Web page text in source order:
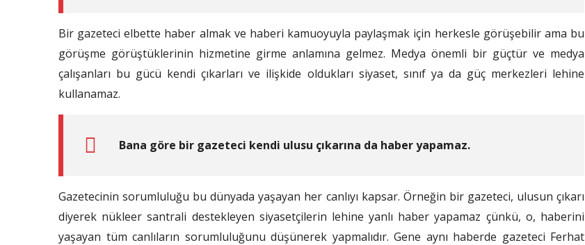
Bir gazeteci elbette haber almak ve haberi kamuoyuyla paylaşmak için herkesle görüşebilir ama bu
görüşme görüştüklerinin hizmetine girme anlamına gelmez. Medya önemli bir güçtür ve medya
çalışanları bu gücü kendi çıkarları ve ilişkide oldukları siyaset, sınıf ya da güç merkezleri lehine
kullanamaz.
Bana göre bir gazeteci kendi ulusu çıkarına da haber yapamaz.
Gazetecinin sorumluluğu bu dünyada yaşayan her canlıyı kapsar. Örneğin bir gazeteci, ulusun çıkarı
diyerek nükleer santrali destekleyen siyasetçilerin lehine yanlı haber yapamaz çünkü, o, haberini
yaşayan tüm canlıların sorumluluğunu düşünerek yapmalıdır. Gene aynı haberde gazeteci Ferhat